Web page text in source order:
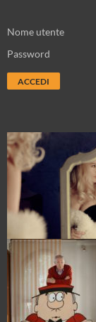
Nome utente
Password